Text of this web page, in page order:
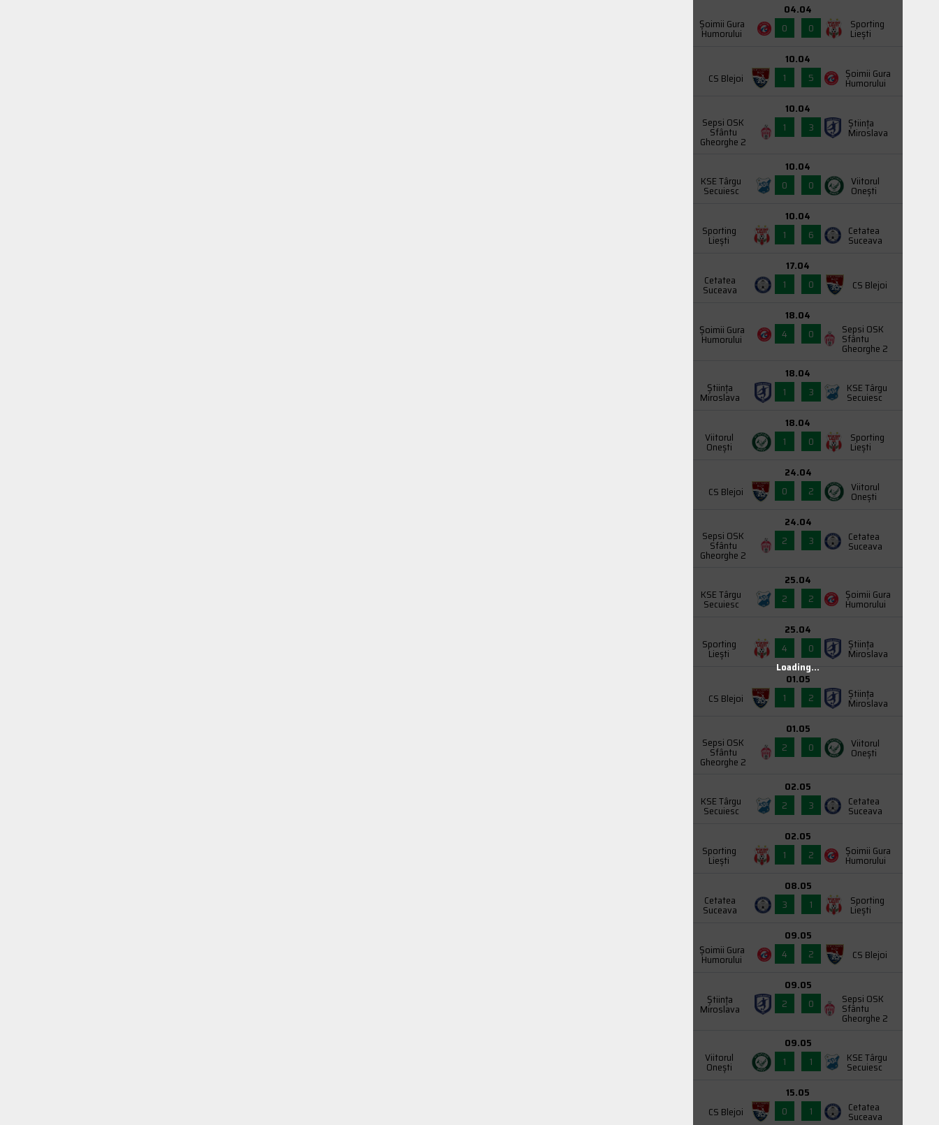
Şoimii Gura
Humorului
04.04
0
0 Sporting
Liești
CS Blejoi
10.04
1
5 Şoimii Gura
Humorului
Sepsi OSK
Sfântu
Gheorghe 2
10.04
1
3 Știința
Miroslava
KSE Târgu
Secuiesc
10.04
0
0 Viitorul
Onești
Sporting
Liești
10.04
1
6 Cetatea
Suceava
Cetatea
Suceava
17.04
1
0 CS Blejoi
Şoimii Gura
Humorului
18.04
4
0 Sepsi OSK
Sfântu
Gheorghe 2
Știința
Miroslava
18.04
1
3 KSE Târgu
Secuiesc
Viitorul
Onești
18.04
1
0 Sporting
Liești
CS Blejoi
24.04
0
2 Viitorul
Onești
Sepsi OSK
Sfântu
Gheorghe 2
24.04
2
3 Cetatea
Suceava
KSE Târgu
Secuiesc
25.04
2
2 Şoimii Gura
Humorului
Sporting
Liești
25.04
4
0 Știința
Miroslava
CS Blejoi
01.05
1
2 Știința
Miroslava
Sepsi OSK
Sfântu
Gheorghe 2
01.05
2
0 Viitorul
Onești
KSE Târgu
Secuiesc
02.05
2
3 Cetatea
Suceava
Sporting
Liești
02.05
1
2 Şoimii Gura
Humorului
Cetatea
Suceava
08.05
3
1 Sporting
Liești
Şoimii Gura
Humorului
09.05
4
2 CS Blejoi
Știința
Miroslava
09.05
2
0 Sepsi OSK
Sfântu
Gheorghe 2
Viitorul
Onești
09.05
1
1 KSE Târgu
Secuiesc
CS Blejoi
15.05
0
1 Cetatea
Suceava
Loading...